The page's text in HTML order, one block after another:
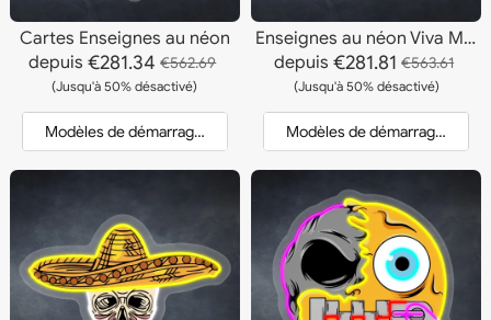
Cartes Enseignes au néon
depuis €281.34 €562.69
(Jusqu'à 50% désactivé)
Modèles de démarrage et devis
Enseignes au néon Viva Mexico
depuis €281.81 €563.61
(Jusqu'à 50% désactivé)
Modèles de démarrage et